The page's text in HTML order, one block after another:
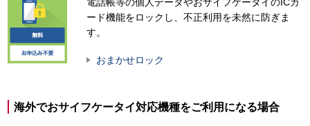
ード機能をロックし、不正利用を未然に防ぎま
す。
おまかせロック
海外でおサイフケータイ対応機種をご利用になる場合